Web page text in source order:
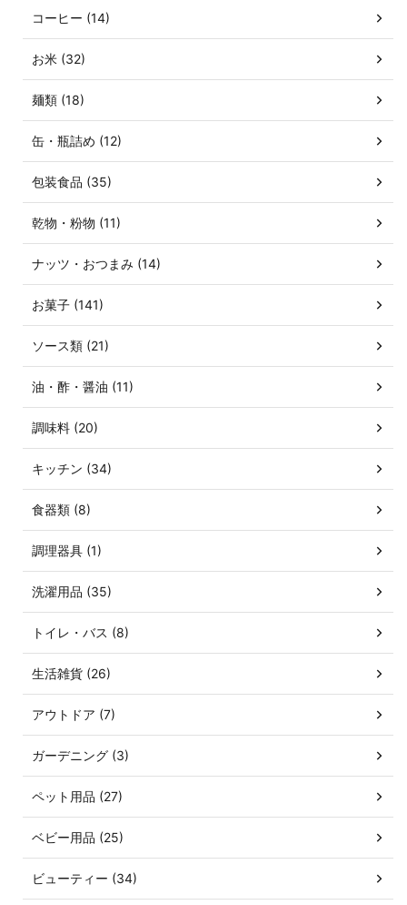
コーヒー (14)
お米 (32)
麺類 (18)
缶・瓶詰め (12)
包装食品 (35)
乾物・粉物 (11)
ナッツ・おつまみ (14)
お菓子 (141)
ソース類 (21)
油・酢・醤油 (11)
調味料 (20)
キッチン (34)
食器類 (8)
調理器具 (1)
洗濯用品 (35)
トイレ・バス (8)
生活雑貨 (26)
アウトドア (7)
ガーデニング (3)
ペット用品 (27)
ベビー用品 (25)
ビューティー (34)